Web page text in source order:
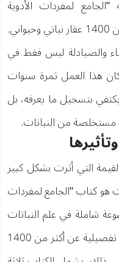
لمفردات الأدوية
والأغذية"، الذي جمع فيه وصفًا لأكثر من 1400 عقار نباتي وحيواني.
والصيادلة ليس فقط في
كان هذا العمل ثمرة سنوات
بتسجيل ما يعرفه، بل
مستخلصة من النباتات.
التي أثرت بشكل كبير
هو كتاب "الجامع لمفردات
شاملة في علم النباتات
والعقاقير، حيث يحتوي على معلومات تفصيلية عن أكثر من 1400